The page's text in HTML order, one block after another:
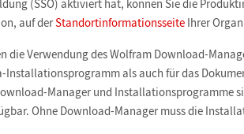
(SSO) aktiviert hat, können Sie die
auf derStandortinformationsseite Ihrer
die Verwendung des Wolfram Download-
Installationsprogramm als auch für das
Manager und Installationsprogramme
Ohne Download-Manager muss die